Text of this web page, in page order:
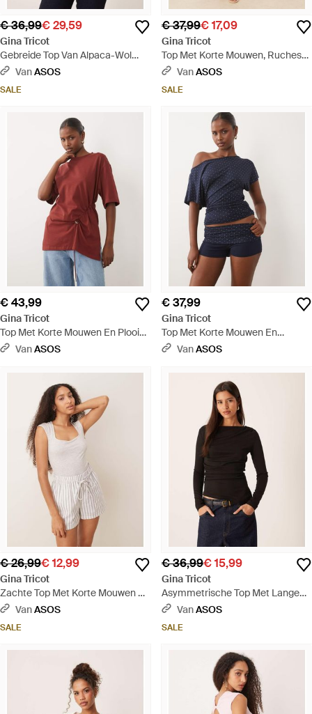
€ 36,99€ 29,59
Gina Tricot
Gebreide Top Van Alpaca-Wol
Met Korte Mouwen En Opstaande
VanASOS
SALE
€ 37,99€ 17,09
Gina Tricot
Top Met Korte Mouwen, Ruches
En V-Hals - Wit
VanASOS
SALE
€ 43,99
Gina Tricot
Top Met Korte Mouwen En Plooien
- Rood
VanASOS
€ 37,99
Gina Tricot
Top Met Korte Mouwen En
Trekkoord Voor Loungekleding -
VanASOS
€ 26,99€ 12,99
Gina Tricot
Zachte Top Met Korte Mouwen En
Lage Ronde Hals - Grijs
VanASOS
SALE
€ 36,99€ 15,99
Gina Tricot
Asymmetrische Top Met Lange
Mouwen - Zwart
VanASOS
SALE